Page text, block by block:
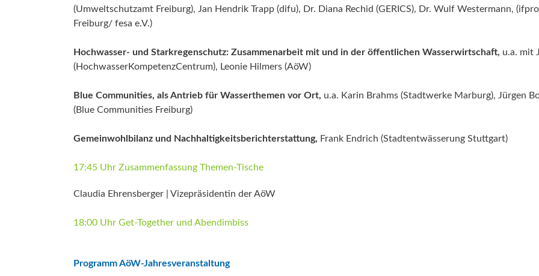
(Umweltschutzamt Freiburg), Jan Hendrik Trapp (difu), Dr. Diana Rechid (GERICS), Dr. Wulf Westermann, (ifpro
Freiburg/ fesa e.V.)
Hochwasser- und Starkregenschutz: Zusammenarbeit mit und in der öffentlichen Wasserwirtschaft, u.a. mit
(HochwasserKompetenzCentrum), Leonie Hilmers (AöW)
Blue Communities, als Antrieb für Wasserthemen vor Ort, u.a. Karin Brahms (Stadtwerke Marburg), Jürgen
(Blue Communities Freiburg)
Gemeinwohlbilanz und Nachhaltigkeitsberichterstattung, Frank Endrich (Stadtentwässerung Stuttgart)
17:45 Uhr Zusammenfassung Themen-Tische
Claudia Ehrensberger | Vizepräsidentin der AöW
18:00 Uhr Get-Together und Abendimbiss
Programm AöW-Jahresveranstaltung